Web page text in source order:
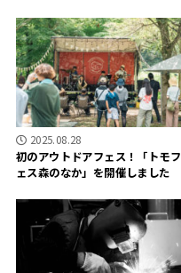
2025.08.28
初のアウトドアフェス！「トモフ
ェス森のなか」を開催しました